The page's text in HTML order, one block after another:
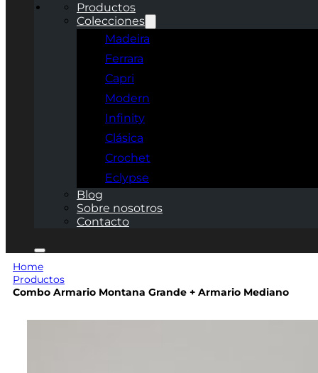
Productos
Colecciones
Madeira
Ferrara
Capri
Modern
Infinity
Clásica
Crochet
Eclypse
Blog
Sobre nosotros
Contacto
Home
Productos
Combo Armario Montana Grande + Armario Mediano